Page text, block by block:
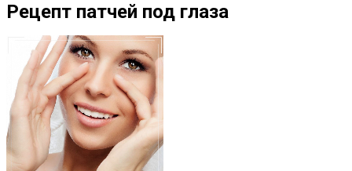
Рецепт патчей под глаза